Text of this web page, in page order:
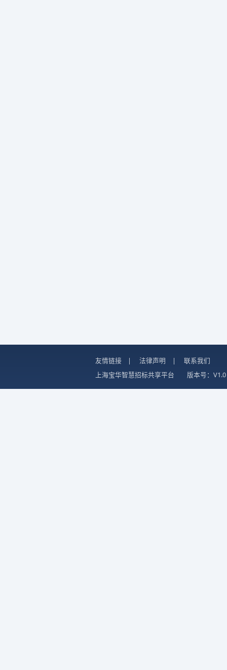
友情链接 | 法律声明 |
联系我们
上海宝华智慧招标共享平台
版本号：V1.0